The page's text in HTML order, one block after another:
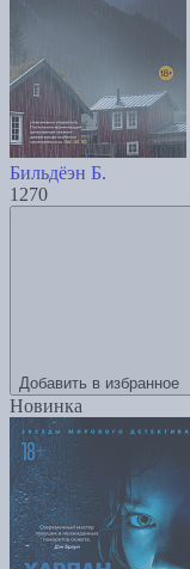
Бильдёэн Б.
1270
Добавить в избранное
Новинка